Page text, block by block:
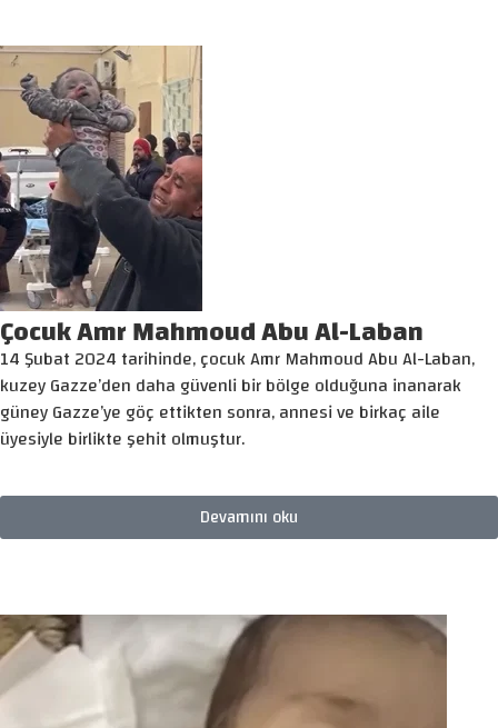
Çocuk Amr Mahmoud Abu Al-Laban
14 Şubat 2024 tarihinde, çocuk Amr Mahmoud Abu Al-Laban,
kuzey Gazze’den daha güvenli bir bölge olduğuna inanarak
güney Gazze’ye göç ettikten sonra, annesi ve birkaç aile
üyesiyle birlikte şehit olmuştur.
Devamını oku